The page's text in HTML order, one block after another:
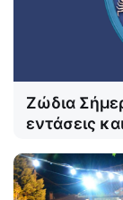
Ζώδια
εντάσεις